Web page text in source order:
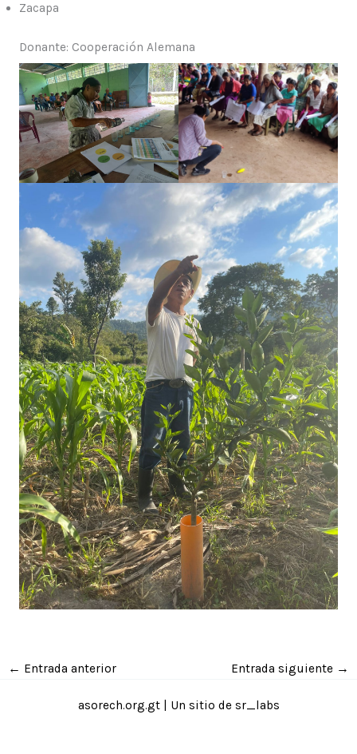
Zacapa
Donante: Cooperación Alemana
← Entrada anterior Entrada siguiente →
asorech.org.gt | Un sitio de sr_labs